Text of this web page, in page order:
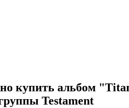
купить альбом
Testament